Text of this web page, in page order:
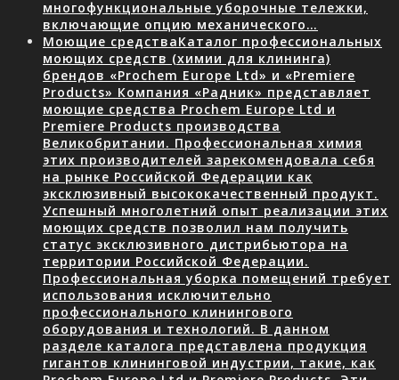
многофункциональные уборочные тележки,
включающие опцию механического…
Моющие средстваКаталог профессиональных
моющих средств (химии для клининга)
брендов «Prochem Europe Ltd» и «Premiere
Products» Компания «Радник» представляет
моющие средства Prochem Europe Ltd и
Premiere Products производства
Великобритании. Профессиональная химия
этих производителей зарекомендовала себя
на рынке Российской Федерации как
эксклюзивный высококачественный продукт.
Успешный многолетний опыт реализации этих
моющих средств позволил нам получить
статус эксклюзивного дистрибьютора на
территории Российской Федерации.
Профессиональная уборка помещений требует
использования исключительно
профессионального клинингового
оборудования и технологий. В данном
разделе каталога представлена продукция
гигантов клининговой индустрии, такие, как